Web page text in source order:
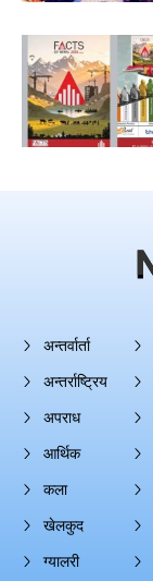
अन्तर्वार्ता
अन्तर्राष्ट्रिय
अपराध
आर्थिक
कला
खेलकुद
ग्यालरी